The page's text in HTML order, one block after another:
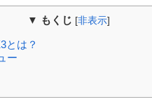
▼ もくじ [非表示]
とは？
ー